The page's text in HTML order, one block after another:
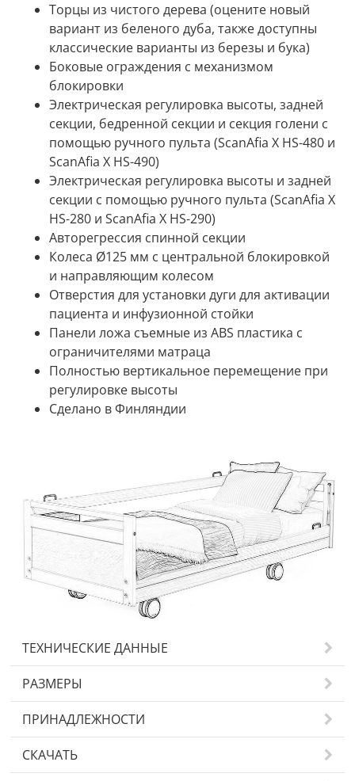
Торцы из чистого дерева (оцените новый
вариант из беленого дуба, также доступны
классические варианты из березы и бука)
Боковые ограждения с механизмом
блокировки
Электрическая регулировка высоты, задней
секции, бедренной секции и секция голени с
помощью ручного пульта (ScanAfia X HS-480 и
ScanAfia X HS-490)
Электрическая регулировка высоты и задней
секции с помощью ручного пульта (ScanAfia X
HS-280 и ScanAfia X HS-290)
Авторегрессия спинной секции
Колеса Ø125 мм с центральной блокировкой
и направляющим колесом
Отверстия для установки дуги для активации
пациента и инфузионной стойки
Панели ложа съемные изABS пластика с
ограничителями матраца
Полностью вертикальное перемещение при
регулировке высоты
Сделано в Финляндии
ТЕХНИЧЕСКИЕ ДАННЫЕ
РАЗМЕРЫ
ПРИНАДЛЕЖНОСТИ
СКАЧАТЬ